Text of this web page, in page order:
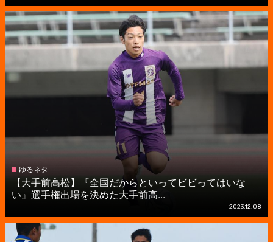
ゆるネタ
【大手前高松】『全国だからといってビビってはいな
い』選手権出場を決めた大手前高...
2023.12.08